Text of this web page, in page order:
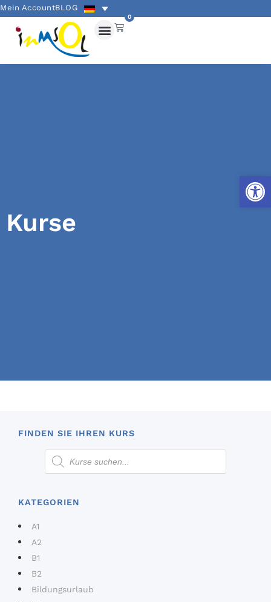
Mein AccountBLOG
0
Kurse
FINDEN SIE IHREN KURS
KATEGORIEN
A1
A2
B1
B2
Bildungsurlaub